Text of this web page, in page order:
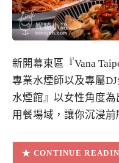
新開幕東區『Vana
專業水煙師以及專屬
水煙館』以女性角度
用餐場域，讓你沉浸
CONTINUE